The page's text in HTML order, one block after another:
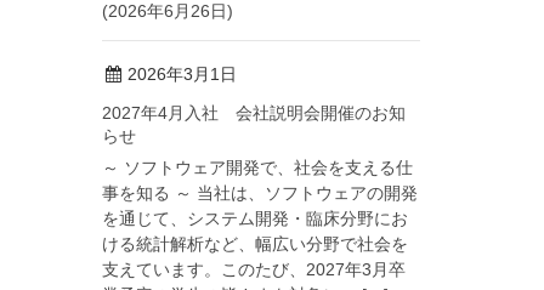
(2026年6月26日)
2026年3月1日
2027年4月入社 会社説明会開催のお知
らせ
～ ソフトウェア開発で、社会を支える仕
事を知る ～ 当社は、ソフトウェアの開発
を通じて、システム開発・臨床分野にお
ける統計解析など、幅広い分野で社会を
支えています。このたび、2027年3月卒